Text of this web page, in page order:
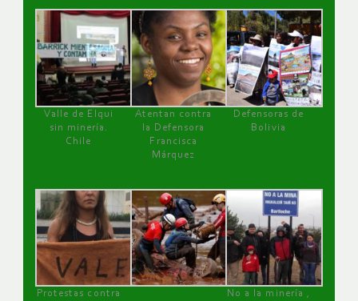
Valle de Elqui
sin minería.
Chile
Atentan contra
la Defensora
Francisca
Márquez
Defensoras de
Bolivia
Protestas contra
No a la minería ,